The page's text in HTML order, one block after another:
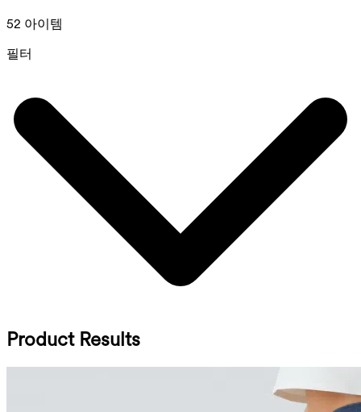
52 아이템
필터
Product Results